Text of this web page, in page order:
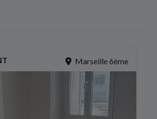
Marseille 6ème